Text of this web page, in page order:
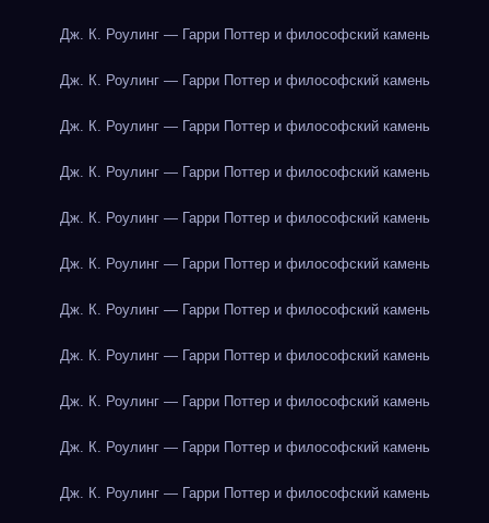
Дж. К. Роулинг — Гарри Поттер и философский камень
Дж. К. Роулинг — Гарри Поттер и философский камень
Дж. К. Роулинг — Гарри Поттер и философский камень
Дж. К. Роулинг — Гарри Поттер и философский камень
Дж. К. Роулинг — Гарри Поттер и философский камень
Дж. К. Роулинг — Гарри Поттер и философский камень
Дж. К. Роулинг — Гарри Поттер и философский камень
Дж. К. Роулинг — Гарри Поттер и философский камень
Дж. К. Роулинг — Гарри Поттер и философский камень
Дж. К. Роулинг — Гарри Поттер и философский камень
Дж. К. Роулинг — Гарри Поттер и философский камень